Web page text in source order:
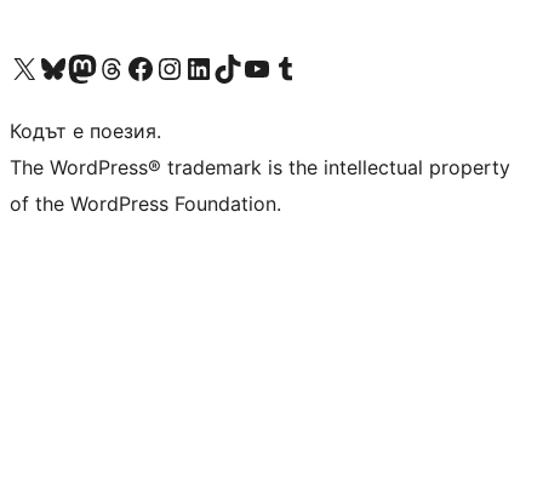
Visit our X (formerly Twitter) account
Visit our Bluesky account
Visit our Mastodon account
Visit our Threads account
Посетете нашата страница във Facebook
Посетете нашия профил в Instagram
Посетете нашия профил в LinkedIn
Visit our TikTok account
Visit our YouTube channel
Visit our Tumblr account
Кодът е поезия.
The WordPress® trademark is the intellectual property
of the WordPress Foundation.